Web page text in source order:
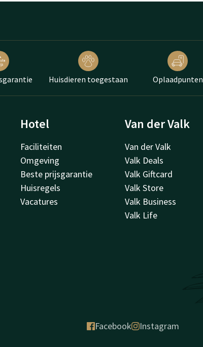
Huisdieren toegestaan Oplaadpunten
Hotel
Faciliteiten
Omgeving
Beste prijsgarantie
Huisregels
Vacatures
Van der Valk
Van der Valk
Valk Deals
Valk Giftcard
Valk Store
Valk Business
Valk Life
Facebook Instagram